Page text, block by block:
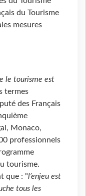
du Tourisme
mesures
le tourisme est
termes
des Français
Monaco,
professionnels
tourisme.
que : "l’enjeu est
tous les